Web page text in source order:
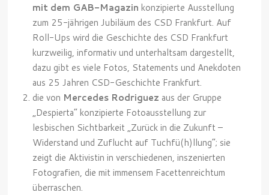
mit dem GAB-Magazin konzipierte Ausstellung
zum 25-jährigen Jubiläum des CSD Frankfurt. Auf
Roll-Ups wird die Geschichte des CSD Frankfurt
kurzweilig, informativ und unterhaltsam dargestellt,
dazu gibt es viele Fotos, Statements und Anekdoten
aus 25 Jahren CSD-Geschichte Frankfurt.
die von Mercedes Rodriguez aus der Gruppe
„Despierta“ konzipierte Fotoausstellung zur
lesbischen Sichtbarkeit „Zurück in die Zukunft –
Widerstand und Zuflucht auf Tuchfü(h)llung“; sie
zeigt die Aktivistin in verschiedenen, inszenierten
Fotografien, die mit immensem Facettenreichtum
überraschen.